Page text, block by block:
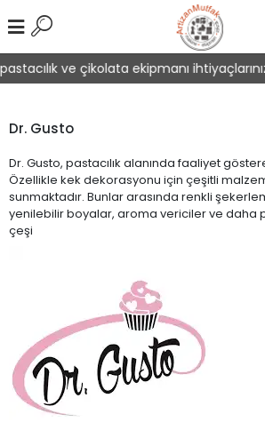
ve çikolata ekipmanı
Dr. Gusto
Dr. Gusto, pastacılık alanında faaliyet
Özellikle kek dekorasyonu için çeşitli
sunmaktadır. Bunlar arasında renkli
yenilebilir boyalar, aroma vericiler ve daha
çeşi